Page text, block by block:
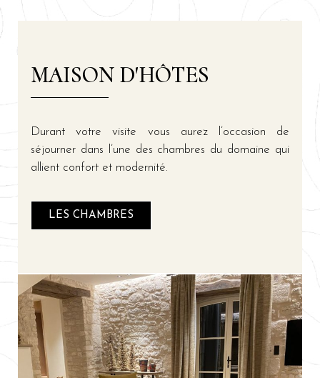
MAISON D'HÔTES
Durant votre visite vous aurez l’occasion de
séjourner dans l’une des chambres du domaine qui
allient confort et modernité.
LES CHAMBRES